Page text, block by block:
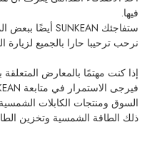
فيها.
ستفاجئك SUNKEAN أيضًا ببعض المنتجات الجديدة هذه المرة
نرحب ترحيبا حارا بالجميع لزيارة
إذا كنت مهتمًا بالمعارض المتعلقة
السوق ومنتجات الكابلات
ذلك الطاقة الشمسية وتخزين